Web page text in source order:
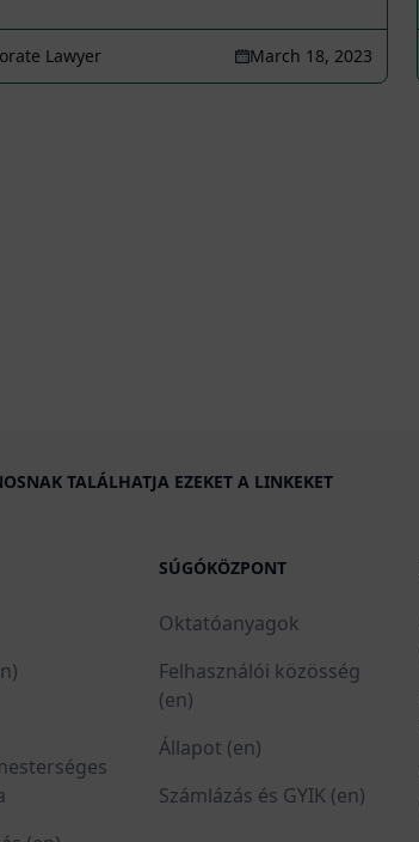
Lawyer March 18, 2023
TALÁLHATJA EZEKET A LINKEKET
SÚGÓKÖZPONT
Oktatóanyagok
Felhasználói közösség
(en)
Állapot (en)
Számlázás és GYIK (en)